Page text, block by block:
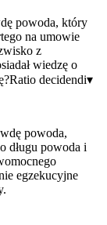
powoda, który
na umowie
z
wiedzę o
Ratio decidendi▾
powoda,
długu powoda i
egzekucyjne